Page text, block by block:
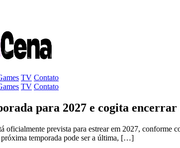
TV Contato
TV Contato
para 2027 e cogita encerrar
oficialmente prevista para estrear em 2027,
temporada pode ser a última, […]